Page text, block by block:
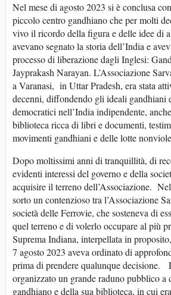
Nel mese di agosto 2023 si è conclusa
piccolo centro gandhiano che per molti
vivo il ricordo della figura e delle idee di
avevano segnato la storia dell’India e
processo di liberazione dagli Inglesi:
Jayprakash Narayan. L’Associazione
a Varanasi, in Uttar Pradesh, era stata
decenni, diffondendo gli ideali gandhiani
democratici nell’India indipendente,
biblioteca ricca di libri e documenti,
movimenti gandhiani e delle lotte
Dopo moltissimi anni di tranquillità, di
evidenti interessi del governo e della
acquisire il terreno dell’Associazione.
sorto un contenzioso tra l’Associazione
società delle Ferrovie, che sosteneva di
quel terreno e di volerlo occupare al più
Suprema Indiana, interpellata in
7 agosto 2023 aveva ordinato di
prima di prendere qualunque decisione.
organizzato un grande raduno pubblico a
gandhiano e della sua biblioteca, in cui